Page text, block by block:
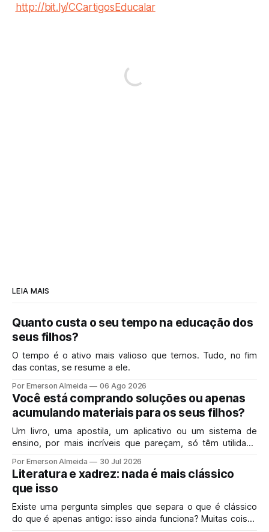
http://bit.ly/CCartigosEducalar
LEIA MAIS
Quanto custa o seu tempo na educação dos
seus filhos?
O tempo é o ativo mais valioso que temos. Tudo, no fim
das contas, se resume a ele.
Por Emerson Almeida 06 Ago 2026
Você está comprando soluções ou apenas
acumulando materiais para os seus filhos?
Um livro, uma apostila, um aplicativo ou um sistema de
ensino, por mais incríveis que pareçam, só têm utilidade
hoje em casa.
Por Emerson Almeida 30 Jul 2026
Literatura e xadrez: nada é mais clássico
que isso
Existe uma pergunta simples que separa o que é clássico
do que é apenas antigo: isso ainda funciona? Muitas coisas